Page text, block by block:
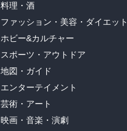
料理・酒
ファッション・美容・ダイエット
ホビー&カルチャー
スポーツ・アウトドア
地図・ガイド
エンターテイメント
芸術・アート
映画・音楽・演劇